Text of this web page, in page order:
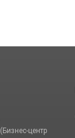
(Бизнес-центр